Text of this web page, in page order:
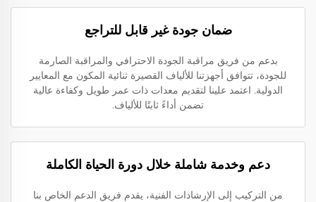
ضمان جودة غير قابل للتراجع
بدعم من فريق مراقبة الجودة الاحترافي والمراقبة الصارمة
للجودة، تتوافق أجهزتنا للألياف القصيرة ثنائية المكون مع المعايير
الدولية. اعتمد علينا لتقديم معدات ذات عمر طويل وكفاءة عالية
تضمن أداءً ثابتًا للألياف.
دعم وخدمة شاملة خلال دورة الحياة الكاملة
من التركيب إلى الإرشادات الفنية، يقدم فريق الدعم الخاص بنا